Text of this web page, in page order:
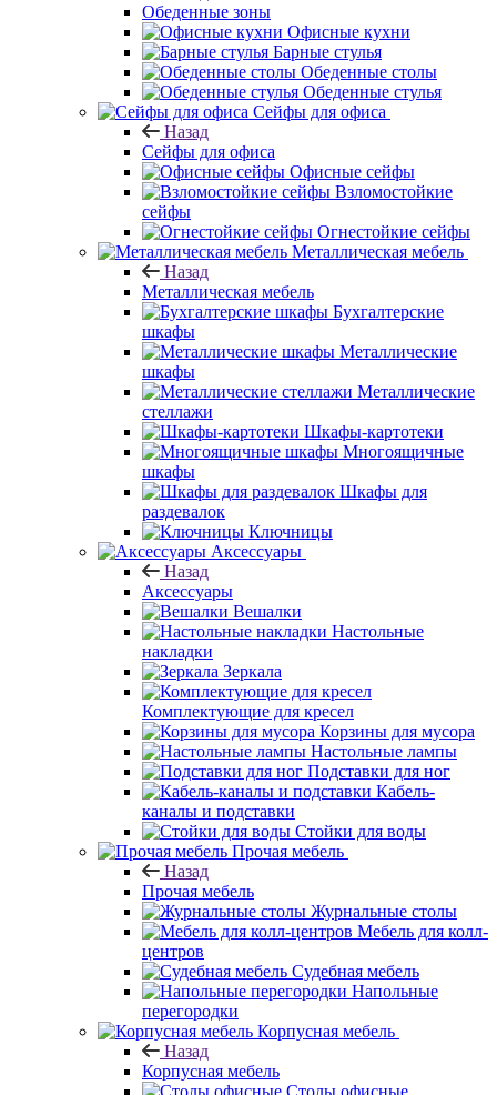
Обеденные зоны
Офисные кухни
Барные стулья
Обеденные столы
Обеденные стулья
Сейфы для офиса
Назад
Сейфы для офиса
Офисные сейфы
Взломостойкие
сейфы
Огнестойкие сейфы
Металлическая мебель
Назад
Металлическая мебель
Бухгалтерские
шкафы
Металлические
шкафы
Металлические
стеллажи
Шкафы-картотеки
Многоящичные
шкафы
Шкафы для
раздевалок
Ключницы
Аксессуары
Назад
Аксессуары
Вешалки
Настольные
накладки
Зеркала
Комплектующие для кресел
Корзины для мусора
Настольные лампы
Подставки для ног
Кабель-
каналы и подставки
Стойки для воды
Прочая мебель
Назад
Прочая мебель
Журнальные столы
Мебель для колл-
центров
Судебная мебель
Напольные
перегородки
Корпусная мебель
Назад
Корпусная мебель
Столы офисные